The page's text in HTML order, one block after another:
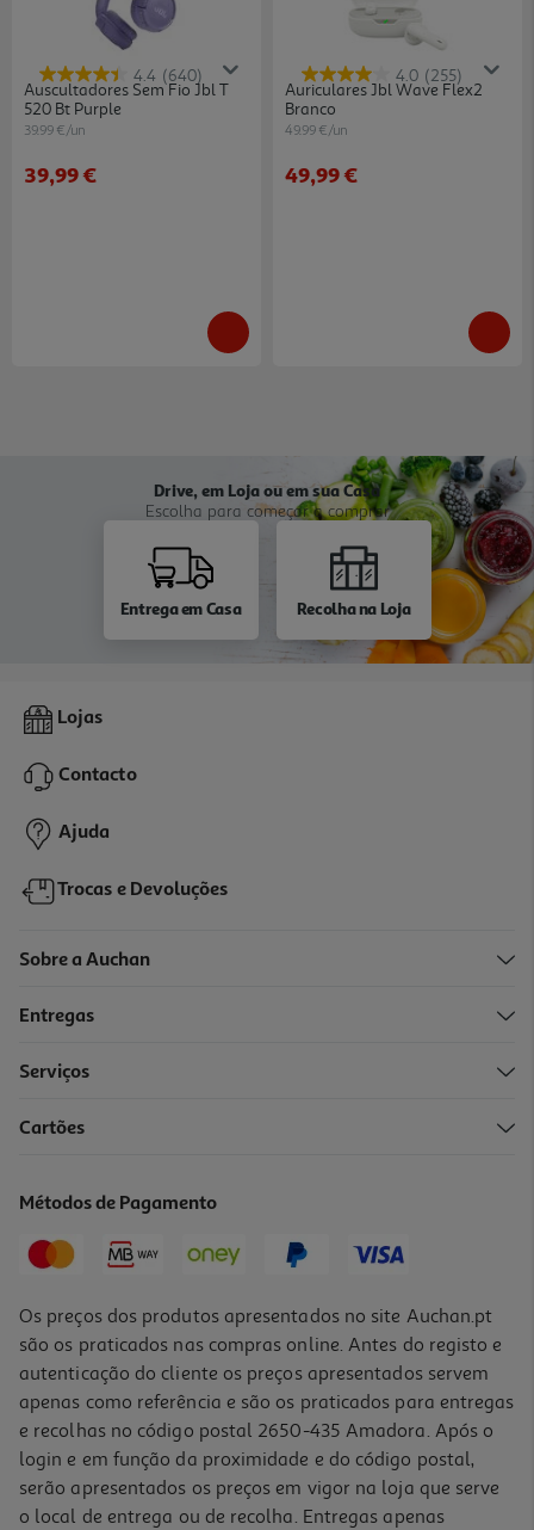
4.4 (640)
Auscultadores Sem Fio Jbl T
520 Bt Purple
39.99 €/un
39,99 €
4.0 (255)
Auriculares Jbl Wave Flex2
Branco
49.99 €/un
49,99 €
Drive, em Loja ou em sua Casa
Escolha para começar a comprar
Entrega em Casa Recolha na Loja
Lojas
Contacto
Ajuda
Trocas e Devoluções
Sobre a Auchan
Entregas
Serviços
Cartões
Métodos de Pagamento
Os preços dos produtos apresentados no site Auchan.pt
são os praticados nas compras online. Antes do registo e
autenticação do cliente os preços apresentados servem
apenas como referência e são os praticados para entregas
e recolhas no código postal 2650-435 Amadora. Após o
login e em função da proximidade e do código postal,
serão apresentados os preços em vigor na loja que serve
o local de entrega ou de recolha. Entregas apenas